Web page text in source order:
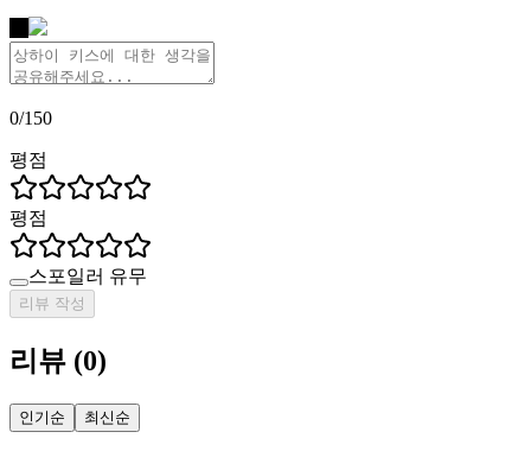
0/150
평점
평점
스포일러 유무
리뷰 작성
리뷰 (0)
인기순 최신순